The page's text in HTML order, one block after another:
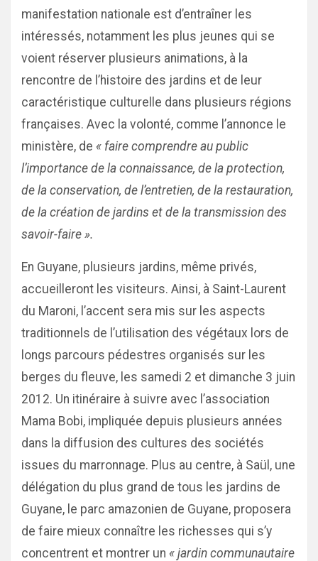
manifestation nationale est d’entraîner les
intéressés, notamment les plus jeunes qui se
voient réserver plusieurs animations, à la
rencontre de l’histoire des jardins et de leur
caractéristique culturelle dans plusieurs régions
françaises. Avec la volonté, comme l’annonce le
ministère, de « faire comprendre au public
l’importance de la connaissance, de la protection,
de la conservation, de l’entretien, de la restauration,
de la création de jardins et de la transmission des
savoir-faire ».
En Guyane, plusieurs jardins, même privés,
accueilleront les visiteurs. Ainsi, à Saint-Laurent
du Maroni, l’accent sera mis sur les aspects
traditionnels de l’utilisation des végétaux lors de
longs parcours pédestres organisés sur les
berges du fleuve, les samedi 2 et dimanche 3 juin
2012. Un itinéraire à suivre avec l’association
Mama Bobi, impliquée depuis plusieurs années
dans la diffusion des cultures des sociétés
issues du marronnage. Plus au centre, à Saül, une
délégation du plus grand de tous les jardins de
Guyane, le parc amazonien de Guyane, proposera
de faire mieux connaître les richesses qui s’y
concentrent et montrer un « jardin communautaire